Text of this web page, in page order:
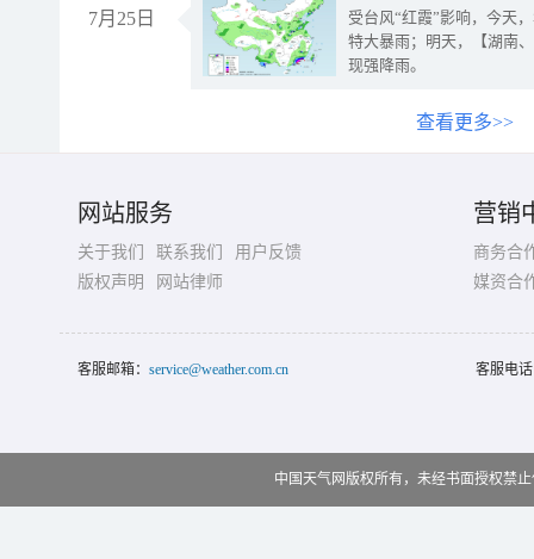
7月25日
受台风“红霞”影响，今天
特大暴雨；明天，【湖南
现强降雨。
查看更多>>
网站服务
关于我们 联系我们
用户反馈
版权声明
网站律师
营销
商务合
媒资合
客服邮箱： service@weather.com.cn 客服电
中国天气网版权所有，未经书面授权